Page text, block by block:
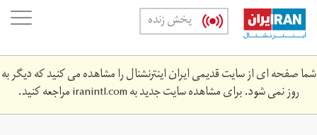
Skip
main
content
پخش زنده
شما صفحه ای از سایت قدیمی ایران اینترنشنال را مشاهده می کنید که دیگر به
روز نمی شود. برای مشاهده سایت جدید بهiranintl.comمراجعه کنید.